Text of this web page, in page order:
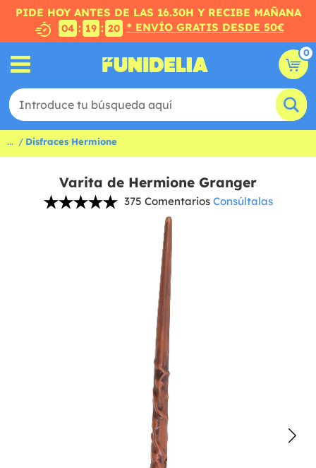
PIDE HOY ANTES DE LAS 16.30H Y RECIBE MAÑANA
04 : 19 : 19 * ENVÍO GRATIS DESDE 50€
0
... Disfraces Hermione
Varita de Hermione Granger
375 Comentarios Consúltalas